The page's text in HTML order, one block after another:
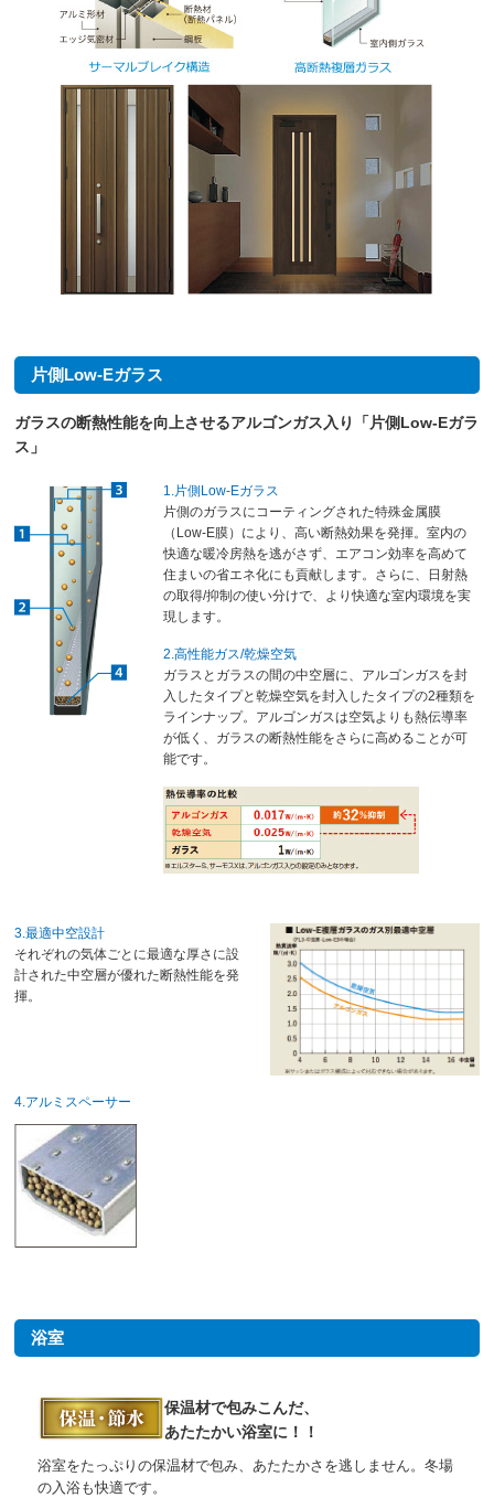
片側Low-Eガラス
ガラスの断熱性能を向上させるアルゴンガス入り「片側Low-Eガラ
ス」
1.片側Low-Eガラス
片側のガラスにコーティングされた特殊金属膜
（Low-E膜）により、高い断熱効果を発揮。室内の
快適な暖冷房熱を逃がさず、エアコン効率を高めて
住まいの省エネ化にも貢献します。さらに、日射熱
の取得/抑制の使い分けで、より快適な室内環境を実
現します。
2.高性能ガス/乾燥空気
ガラスとガラスの間の中空層に、アルゴンガスを封
入したタイプと乾燥空気を封入したタイプの2種類を
ラインナップ。アルゴンガスは空気よりも熱伝導率
が低く、ガラスの断熱性能をさらに高めることが可
能です。
3.最適中空設計
それぞれの気体ごとに最適な厚さに設
計された中空層が優れた断熱性能を発
揮。
4.アルミスペーサー
浴室
保温材で包みこんだ、
あたたかい浴室に！！
浴室をたっぷりの保温材で包み、あたたかさを逃しません。冬場
の入浴も快適です。